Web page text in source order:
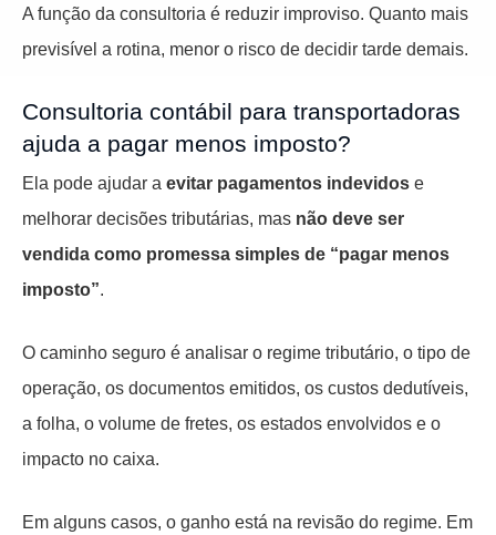
A função da consultoria é reduzir improviso. Quanto mais
previsível a rotina, menor o risco de decidir tarde demais.
Consultoria contábil para transportadoras
ajuda a pagar menos imposto?
Ela pode ajudar a evitar pagamentos indevidos e
melhorar decisões tributárias, mas não deve ser
vendida como promessa simples de “pagar menos
imposto”.
O caminho seguro é analisar o regime tributário, o tipo de
operação, os documentos emitidos, os custos dedutíveis,
a folha, o volume de fretes, os estados envolvidos e o
impacto no caixa.
Em alguns casos, o ganho está na revisão do regime. Em